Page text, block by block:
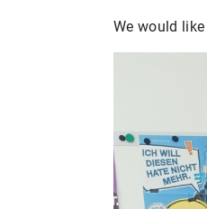
We would